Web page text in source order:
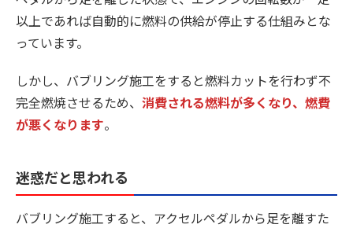
以上であれば自動的に燃料の供給が停止する仕組みとな
っています。
しかし、バブリング施工をすると燃料カットを行わず不
完全燃焼させるため、 消費される燃料が多くなり、燃費
が悪くなります。
迷惑だと思われる
バブリング施工すると、アクセルペダルから足を離すた